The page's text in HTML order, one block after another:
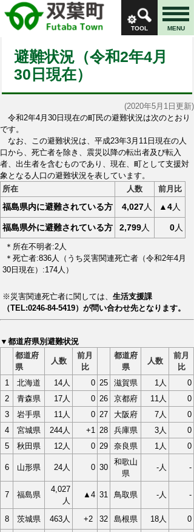
TOOL MENU
避難状況（令和2年4月
30日現在）
(2020年5月1日更新)
令和2年4月30日現在の町民の避難状況は次のとおり
です。
なお、この避難状況は、平成23年3月11日現在の人
口から、死亡者を除き、震災以降の転出者及び転入
者、出生者を含むものであり、現在、町として支援対
象となる人口の避難状況を表しています。
所在
人数 前月比
福島県内に避難されている方 4,027人 ▲4人
福島県外に避難されている方 2,799人 0人
＊所在不明者:2人
＊死亡者:836人（うち災害関連死亡者（令和2年4月
30日現在）:174人）
※災害関連死亡者に関しては、 生活支援課
（TEL:0246-84-5419）が問い合わせ先となります。
▼都道府県別避難状況
都道府
県
人数
前月
比
都道府
県
人数
前月
比
1
北海道 14人 0 25 滋賀県 1人
0
2
青森県 17人 0 26 京都府 11人
0
3
岩手県 11人 0 27 大阪府 7人
0
4
宮城県 244人 +1 28 兵庫県 3人
0
5
秋田県 12人 0 29 奈良県 1人 0
6 山形県 24人 0 30
和歌山
県
-人 -
7 福島県
4,027
人
▲4 31 鳥取県 -人 -
8 茨城県 463人 +2 32 島根県 18人
0